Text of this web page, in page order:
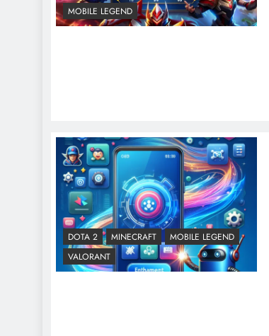
MOBILE LEGEND
DOTA 2 MINECRAFT
MOBILE LEGEND
VALORANT